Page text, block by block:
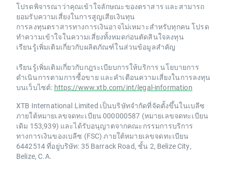
โปรดพิจารณาว่าคุณเข้าใจลักษณะของตราสาร และสามารถ
ยอมรับความเสี่ยงในการสูญเสียเงินทุน
การลงทุนตราสารทางการเงินอาจไม่เหมาะสำหรับทุกคน โปรด
ทำความเข้าใจในความเสี่ยงทั้งหมดก่อนตัดสินใจลงทุน
เรียนรู้เพิ่มเติมเกี่ยวกับผลิตภัณฑ์ในส่วนข้อมูลสำคัญ
เรียนรู้เพิ่มเติมเกี่ยวกับกฎระเบียบการให้บริการ นโยบายการ
ดำเนินการตามการซื้อขาย และคำเตือนความเสี่ยงในการลงทุน
บนเว็บไซต์: https://www.xtb.com/int/legal-information
XTB International Limited เป็นบริษัทจำกัดที่จัดตั้งขึ้นในเบลีซ
ภายใต้หมายเลขจดทะเบียน 000000587 (หมายเลขจดทะเบียน
เดิม 153,939) และได้รับอนุญาตจากคณะกรรมการบริการ
ทางการเงินของเบลีซ (FSC) ภายใต้หมายเลขจดทะเบียน
6442514 ที่อยู่บริษัท: 35 Barrack Road, ชั้น 2, Belize City,
Belize, C.A.